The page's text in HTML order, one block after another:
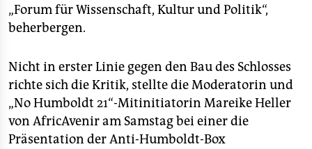
„Forum für Wissenschaft, Kultur und Politik“,
beherbergen.
Nicht in erster Linie gegen den Bau des Schlosses
richte sich die Kritik, stellte die Moderatorin und
„No Humboldt 21“-Mitinitiatorin Mareike Heller
von AfricAvenir am Samstag bei einer die
Präsentation der Anti-Humboldt-Box